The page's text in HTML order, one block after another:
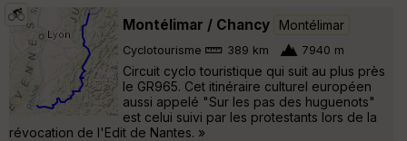
Montélimar / Chancy Montélimar
Cyclotourisme 389 km 7940 m
Circuit cyclo touristique qui suit au plus près
le GR965. Cet itinéraire culturel européen
aussi appelé "Sur les pas des huguenots"
est celui suivi par les protestants lors de la
révocation de l'Edit de Nantes. »